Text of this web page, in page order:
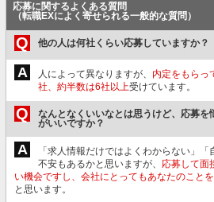
応募に関するよくある質問
（転職EXによく寄せられる一般的な質問）
Q 他の人は何社くらい応募していますか？
A 人によって異なりますが、 内定をもらっ
社、約半数は6社以上受けています。
Q
なんとなくいいなとは思うけど、応募を
がいいですか？
A
「求人情報だけではよくわからない」
不安もあるかと思いますが、 応募して面
い機会ですし、会社にとってもあなたのこと
と思います。